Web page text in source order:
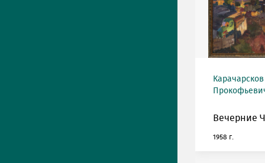
Вечерние
1958 г.